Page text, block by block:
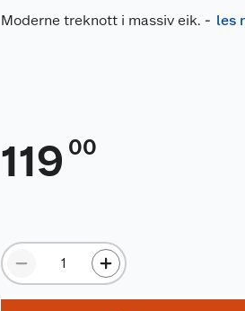
Moderne treknott i massiv eik. - les
119 00